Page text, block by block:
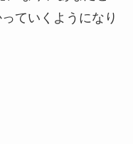
ていくようになり